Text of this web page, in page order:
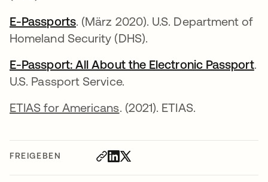
FREIGEBEN
E-Passportswird in einer neuen Registerkarte
. (März 2020). U.S. Department of
Homeland Security (DHS).
E-Passport: All About the Electronic Passport.
U.S. Passport Service.
ETIAS for Americans. (2021). ETIAS.